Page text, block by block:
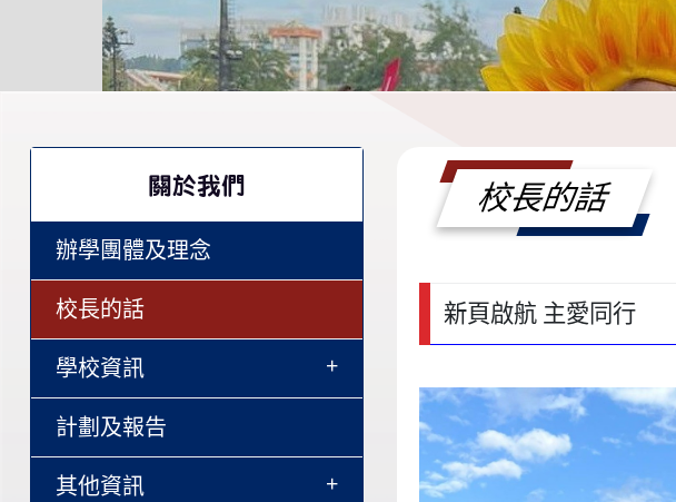
關於我們
辦學團體及理念
校長的話
學校資訊
+
計劃及報告
其他資訊
+
校長的話
新頁啟航 主愛同行